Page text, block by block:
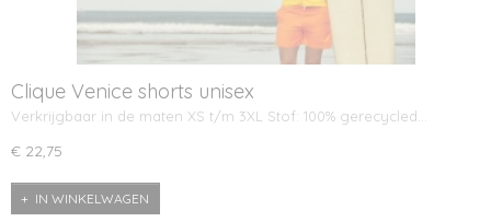
Clique Venice shorts unisex
Verkrijgbaar in de maten XS t/m 3XL Stof: 100% gerecycled…
€ 22,75
IN WINKELWAGEN